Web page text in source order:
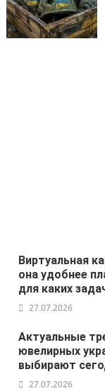
Виртуальная
она удобнее
для каких
27.07.2026
Актуальные
ювелирных
выбирают
27.07.2026